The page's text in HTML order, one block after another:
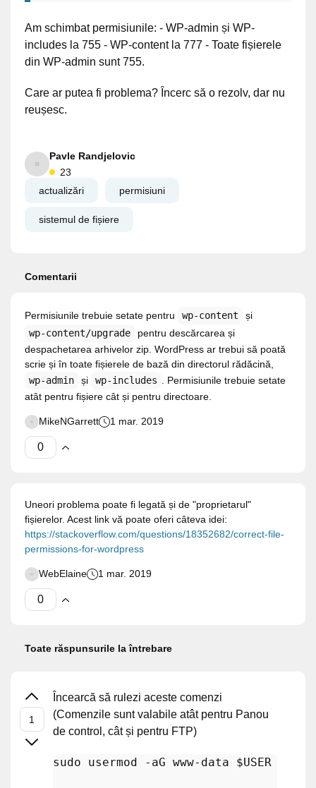
Am schimbat permisiunile: - WP-admin și WP-
includes la 755 - WP-content la 777 - Toate fișierele
din WP-admin sunt 755.
Care ar putea fi problema? Încerc să o rezolv, dar nu
reușesc.
Pavle Randjelovic
23
actualizări
permisiuni
sistemul de fișiere
Comentarii
Permisiunile trebuie setate pentru wp-content
și
wp-content/upgrade
pentru descărcarea și
despachetarea arhivelor zip. WordPress ar trebui să poată
scrie și în toate fișierele de bază din directorul rădăcină,
wp-admin
și wp-includes
. Permisiunile trebuie setate
atât pentru fișiere cât și pentru directoare.
MikeNGarrett 1 mar. 2019
Uneori problema poate fi legată și de "proprietarul"
fișierelor. Acest link vă poate oferi câteva idei:
https://stackoverflow.com/questions/18352682/correct-file-
permissions-for-wordpress
WebElaine 1 mar. 2019
Toate răspunsurile la întrebare
Încearcă să rulezi aceste comenzi
(Comenzile sunt valabile atât pentru Panou
de control, cât și pentru FTP)
sudo usermod -aG www-data $USER